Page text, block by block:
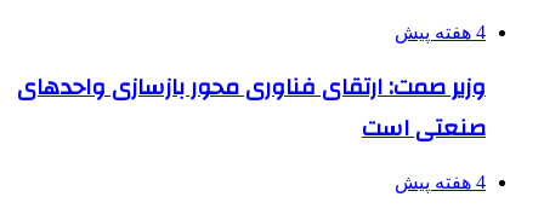
4 هفته پیش
وزیر صمت: ارتقای فناوری محور بازسازی واحدهای
صنعتی است
4 هفته پیش